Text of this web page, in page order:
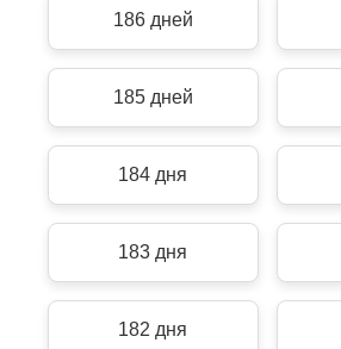
186 дней
185 дней
184 дня
183 дня
182 дня